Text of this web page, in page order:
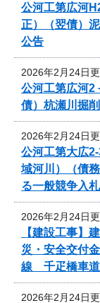
公河工第広河
正）（翌債）
公告
2026年2月24日
公河工第広河2
債）杭瀬川掘
2026年2月24日
公河工第大広
域河川）（債
る一般競争入
2026年2月24日
【建設工事】
災・安全交付
線 千疋橋車道
2026年2月24日